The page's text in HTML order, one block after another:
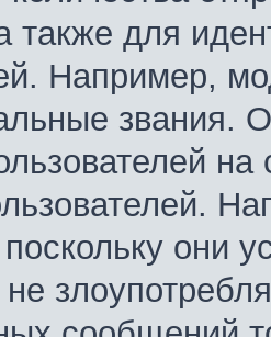
также для
Например,
звания.
на
они